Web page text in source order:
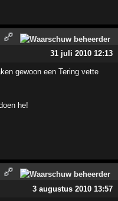
31 juli 2010 12:13
gewoon een Tering vette
he!
3 augustus 2010 13:57